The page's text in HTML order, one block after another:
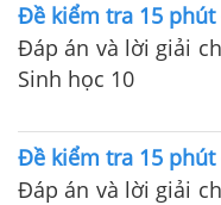
Đề kiểm tra 15 phút
Đáp án và lời giải
Sinh học 10
Đề kiểm tra 15 phút
Đáp án và lời giải